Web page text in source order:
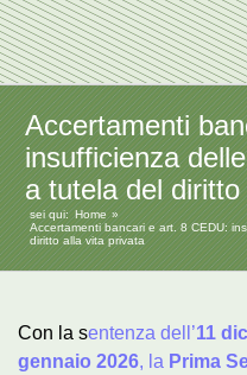
Accertamenti
insufficienza
a tutela del
sei qui:
Home
Accertamenti bancari e art. 8 CEDU:
diritto alla vita privata
Con la sentenza dell’11
gennaio 2026, la Prima